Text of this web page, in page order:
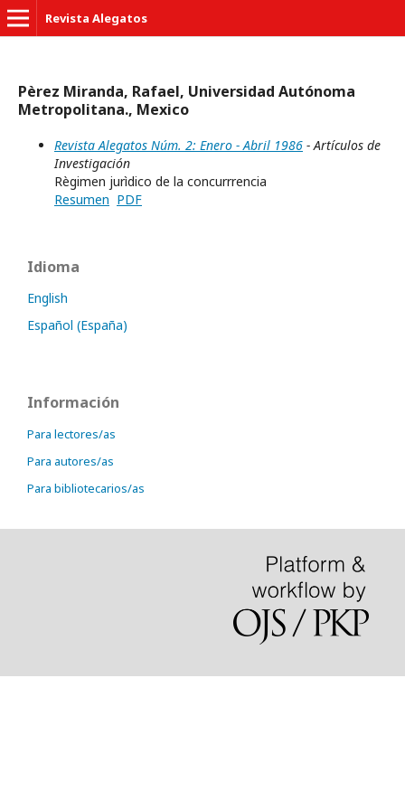
Revista Alegatos
Pèrez Miranda, Rafael, Universidad Autónoma
Metropolitana., Mexico
Revista Alegatos Núm. 2: Enero - Abril 1986 - Artículos de
Investigación
Règimen jurìdico de la concurrrencia
Resumen PDF
Idioma
English
Español (España)
Información
Para lectores/as
Para autores/as
Para bibliotecarios/as